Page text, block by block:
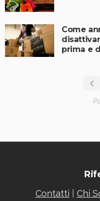
Come
prima e
Contatti Chi